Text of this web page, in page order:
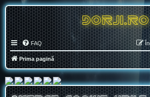
DORJI.RO
FAQ
Prima pagină